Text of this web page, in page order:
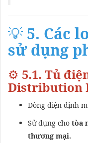
💡 5. Các
sử dụng
⚙️ 5.1. Tủ
Distribution
Dòng điện định
Sử dụng cho tòa
thương mại.